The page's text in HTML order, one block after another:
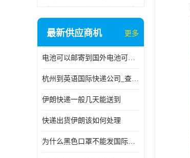
最新供应商机 更多
电池可以邮寄到国外电池可以发国际物流手机电池可以邮寄到国外
杭州到英语国际快递公司_查国际快递
伊朗快递一般几天能送到
快递出货伊朗该如何处理
为什么黑色口罩不能发国际快递 国际寄口罩快递需要填写信息